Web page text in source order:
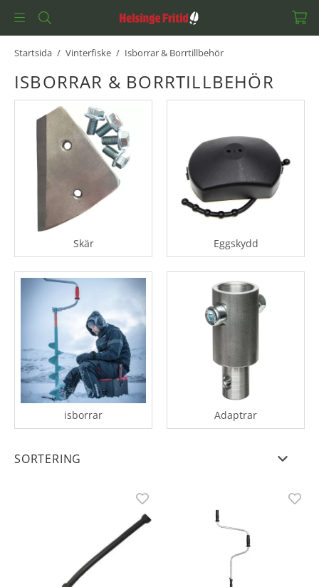
Startsida / Vinterfiske / Isborrar & Borrtillbehör
ISBORRAR & BORRTILLBEHÖR
Skär Eggskydd
isborrar Adaptrar
SORTERING